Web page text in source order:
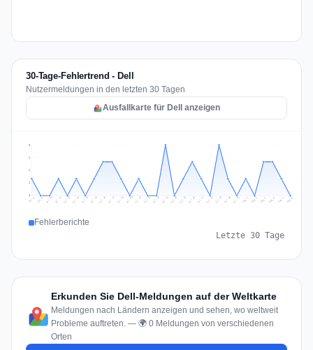
30-Tage-Fehlertrend - Dell
Nutzermeldungen in den letzten 30 Tagen
Ausfallkarte für Dell anzeigen
1
2
2
3
Jul 8 Jul 9 Jul 10 Jul 11 Jul 12 Jul 13 Jul 14 Jul 15 Jul 16 Jul 17 Jul 18 Jul 19 Jul 20 Jul 21 Jul 22 Jul 23 Jul 24 Jul 25 Jul 26 Jul 27 Jul 28 Jul 29 Jul 30 Jul 31 Aug 1 Aug 2 Aug 3 Aug 4 Aug 5 Aug 6
Fehlerberichte
Letzte 30 Tage
Erkunden Sie Dell-Meldungen auf der Weltkarte
Meldungen nach Ländern anzeigen und sehen, wo weltweit
Probleme auftreten. — 🌍 0 Meldungen von verschiedenen
Orten